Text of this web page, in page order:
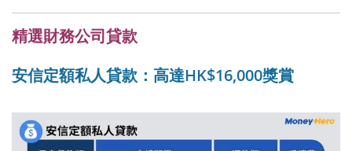
精選財務公司貸款
安信定額私人貸款：高達HK$16,000獎賞